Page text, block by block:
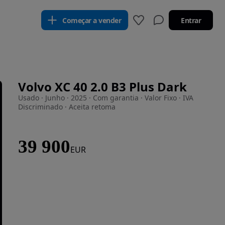
Começar a vender Entrar
Volvo XC 40 2.0 B3 Plus Dark
Usado · Junho · 2025 · Com garantia · Valor Fixo · IVA
Discriminado · Aceita retoma
39 900EUR